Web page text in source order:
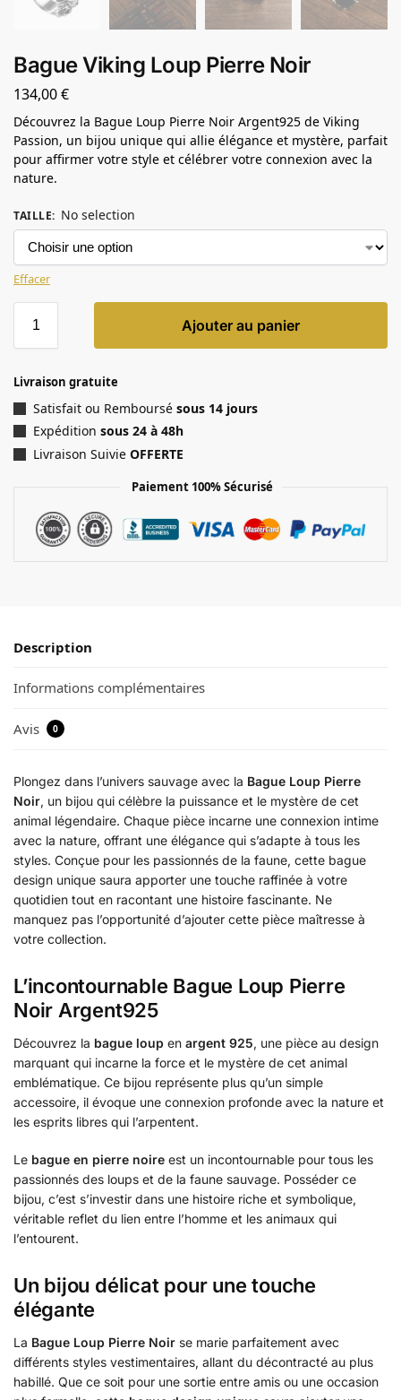
Bague Viking Loup Pierre Noir
134,00€
Découvrez la Bague Loup Pierre Noir Argent925 de Viking
Passion, un bijou unique qui allie élégance et mystère, parfait
pour affirmer votre style et célébrer votre connexion avec la
nature.
TAILLE: No selection
Effacer
Ajouter au panier
Livraison gratuite
Satisfait ou Remboursé sous 14 jours
Expédition sous 24 à 48h
Livraison Suivie OFFERTE
Paiement 100% Sécurisé
Description
Informations complémentaires
Avis 0
Plongez dans l’univers sauvage avec la Bague Loup Pierre
Noir, un bijou qui célèbre la puissance et le mystère de cet
animal légendaire. Chaque pièce incarne une connexion intime
avec la nature, offrant une élégance qui s’adapte à tous les
styles. Conçue pour les passionnés de la faune, cette bague
design unique saura apporter une touche raffinée à votre
quotidien tout en racontant une histoire fascinante. Ne
manquez pas l’opportunité d’ajouter cette pièce maîtresse à
votre collection.
L’incontournable Bague Loup Pierre
Noir Argent925
Découvrez la bague loup en argent 925, une pièce au design
marquant qui incarne la force et le mystère de cet animal
emblématique. Ce bijou représente plus qu’un simple
accessoire, il évoque une connexion profonde avec la nature et
les esprits libres qui l’arpentent.
Le bague en pierre noire est un incontournable pour tous les
passionnés des loups et de la faune sauvage. Posséder ce
bijou, c’est s’investir dans une histoire riche et symbolique,
véritable reflet du lien entre l’homme et les animaux qui
l’entourent.
Un bijou délicat pour une touche
élégante
La Bague Loup Pierre Noir se marie parfaitement avec
différents styles vestimentaires, allant du décontracté au plus
habillé. Que ce soit pour une sortie entre amis ou une occasion